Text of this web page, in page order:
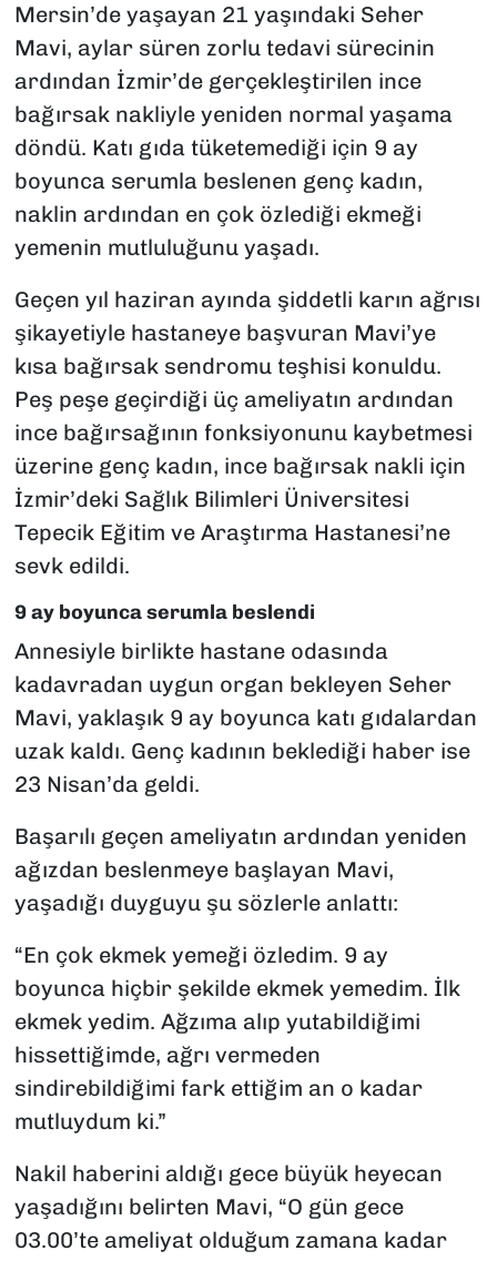
Mersin’de yaşayan 21 yaşındaki Seher
Mavi, aylar süren zorlu tedavi sürecinin
ardından İzmir’de gerçekleştirilen ince
bağırsak nakliyle yeniden normal yaşama
döndü. Katı gıda tüketemediği için 9 ay
boyunca serumla beslenen genç kadın,
naklin ardından en çok özlediği ekmeği
yemenin mutluluğunu yaşadı.
Geçen yıl haziran ayında şiddetli karın ağrısı
şikayetiyle hastaneye başvuran Mavi’ye
kısa bağırsak sendromu teşhisi konuldu.
Peş peşe geçirdiği üç ameliyatın ardından
ince bağırsağının fonksiyonunu kaybetmesi
üzerine genç kadın, ince bağırsak nakli için
İzmir’deki Sağlık Bilimleri Üniversitesi
Tepecik Eğitim ve Araştırma Hastanesi’ne
sevk edildi.
9 ay boyunca serumla beslendi
Annesiyle birlikte hastane odasında
kadavradan uygun organ bekleyen Seher
Mavi, yaklaşık 9 ay boyunca katı gıdalardan
uzak kaldı. Genç kadının beklediği haber ise
23 Nisan’da geldi.
Başarılı geçen ameliyatın ardından yeniden
ağızdan beslenmeye başlayan Mavi,
yaşadığı duyguyu şu sözlerle anlattı:
“En çok ekmek yemeği özledim. 9 ay
boyunca hiçbir şekilde ekmek yemedim. İlk
ekmek yedim. Ağzıma alıp yutabildiğimi
hissettiğimde, ağrı vermeden
sindirebildiğimi fark ettiğim an o kadar
mutluydum ki.”
Nakil haberini aldığı gece büyük heyecan
yaşadığını belirten Mavi, “O gün gece
03.00’te ameliyat olduğum zamana kadar